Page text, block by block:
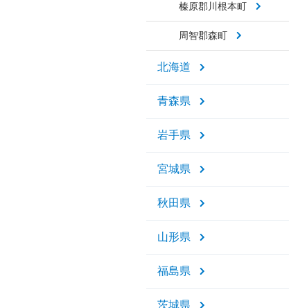
榛原郡川根本町
周智郡森町
北海道
青森県
岩手県
宮城県
秋田県
山形県
福島県
茨城県